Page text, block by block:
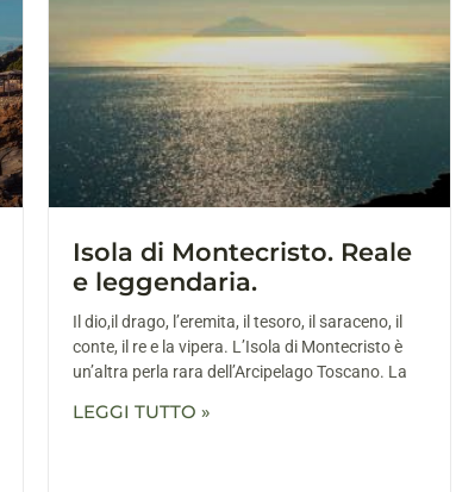
Isola di Montecristo. Reale
e leggendaria.
Il dio,il drago, l’eremita, il tesoro, il saraceno, il
conte, il re e la vipera. L’Isola di Montecristo è
un’altra perla rara dell’Arcipelago Toscano. La
LEGGI TUTTO »